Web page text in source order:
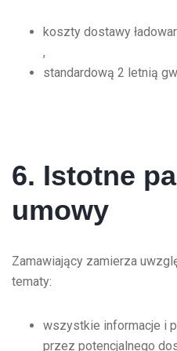
koszty dostawy
,
standardową 2 letnią
6. Istotne
umowy
Zamawiający zamierza
tematy:
wszystkie informacje i
przez potencjalnego